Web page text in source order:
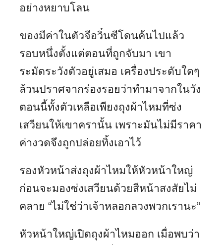
อย่างหยาบโลน
ของมีค่าในตัวจีอวิ๋นซีโดนค้นไปแล้ว
รอบหนึ่งตั้งแต่ตอนที่ถูกจับมา เขา
ระมัดระวังตัวอยู่เสมอ เครื่องประดับใดๆ
ล้วนปราศจากร่องรอยว่าทำมาจากในวัง
ตอนนี้ทั้งตัวเหลือเพียงถุงผ้าไหมที่ซ่ง
เสวียนให้เขาครานั้น เพราะมันไม่มีราคา
ค่างวดจึงถูกปล่อยทิ้งเอาไว้
รองหัวหน้าส่งถุงผ้าไหมให้หัวหน้าใหญ่
ก่อนจะมองซ่งเสวียนด้วยสีหน้าสงสัยไม่
คลาย “ไม่ใช่ว่าเจ้าหลอกลวงพวกเรานะ”
หัวหน้าใหญ่เปิดถุงผ้าไหมออก เมื่อพบว่า